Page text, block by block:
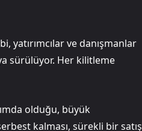
yatırımcılar ve danışmanlar
sürülüyor. Her kilitleme
olduğu, büyük
kalması, sürekli bir satış